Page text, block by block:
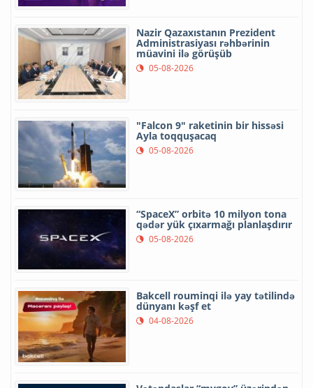
Nazir Qazaxıstanın Prezident
Administrasiyası rəhbərinin
müavini ilə görüşüb
05-08-2026
"Falcon 9" raketinin bir hissəsi
Ayla toqquşacaq
05-08-2026
“SpaceX” orbitə 10 milyon tona
qədər yük çıxarmağı planlaşdırır
05-08-2026
Bakcell rouminqi ilə yay tətilində
dünyanı kəşf et
04-08-2026